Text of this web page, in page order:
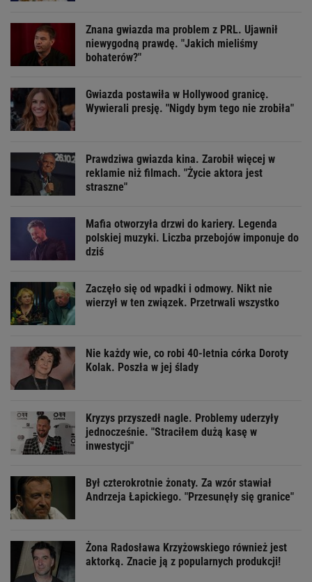
Znana gwiazda ma problem z PRL. Ujawnił
niewygodną prawdę. "Jakich mieliśmy
bohaterów?"
Gwiazda postawiła w Hollywood granicę.
Wywierali presję. "Nigdy bym tego nie zrobiła"
Prawdziwa gwiazda kina. Zarobił więcej w
reklamie niż filmach. "Życie aktora jest
straszne"
Mafia otworzyła drzwi do kariery. Legenda
polskiej muzyki. Liczba przebojów imponuje do
dziś
Zaczęło się od wpadki i odmowy. Nikt nie
wierzył w ten związek. Przetrwali wszystko
Nie każdy wie, co robi 40-letnia córka Doroty
Kolak. Poszła w jej ślady
Kryzys przyszedł nagle. Problemy uderzyły
jednocześnie. "Straciłem dużą kasę w
inwestycji"
Był czterokrotnie żonaty. Za wzór stawiał
Andrzeja Łapickiego. "Przesunęły się granice"
Żona Radosława Krzyżowskiego również jest
aktorką. Znacie ją z popularnych produkcji!